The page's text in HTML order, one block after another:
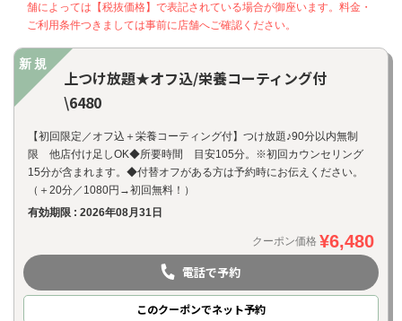
まつげサロン
エステサロン
リラクゼーションサロン
美容クリニック
ヘアカタログ
ネイルカタログ
舗によっては【税抜価格】で表記されている場合が御座います。料金・
ご利用条件つきましては事前に店舗へご確認ください。
新規
上つけ放題★オフ込/栄養コーティング付
\6480
【初回限定／オフ込＋栄養コーティング付】つけ放題♪90分以内無制
限 他店付け足しOK◆所要時間 目安105分。※初回カウンセリング
15分が含まれます。◆付替オフがある方は予約時にお伝えください。
（＋20分／1080円→初回無料！）
有効期限 : 2026年08月31日
クーポン価格 ¥6,480
電話で予約
このクーポンでネット予約